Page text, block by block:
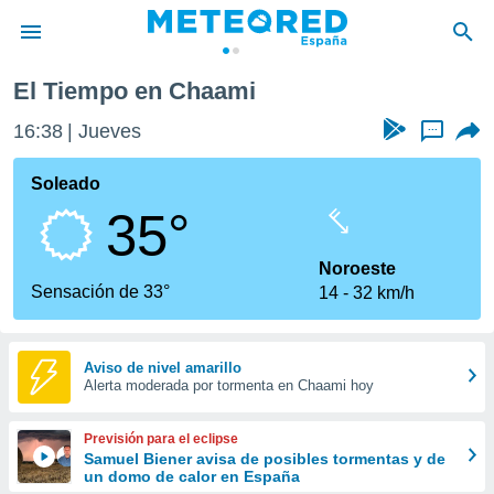
de
por
que se
calidad.
a este
las
y
forma
digital
basada
El Tiempo en Chaami
16:38 Jueves ...
Soleado
35°
Sensación de 33°
Noroeste
14
32 km/h
Aviso de nivel amarillo
Alerta moderada por tormenta en Chaami hoy
Previsión para el eclipse
Samuel Biener avisa de posibles tormentas y de
un domo de calor en España